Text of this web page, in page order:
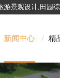
景观设计,田园
新闻中心 / 精